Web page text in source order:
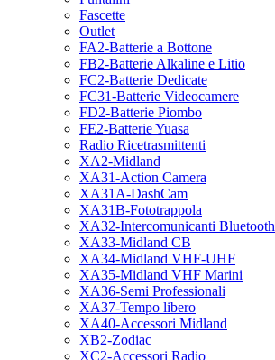
Fascette
Outlet
FA2-Batterie a Bottone
FB2-Batterie Alkaline e Litio
FC2-Batterie Dedicate
FC31-Batterie Videocamere
FD2-Batterie Piombo
FE2-Batterie Yuasa
Radio Ricetrasmittenti
XA2-Midland
XA31-Action Camera
XA31A-DashCam
XA31B-Fototrappola
XA32-Intercomunicanti Bluetooth
XA33-Midland CB
XA34-Midland VHF-UHF
XA35-Midland VHF Marini
XA36-Semi Professionali
XA37-Tempo libero
XA40-Accessori Midland
XB2-Zodiac
XC2-Accessori Radio